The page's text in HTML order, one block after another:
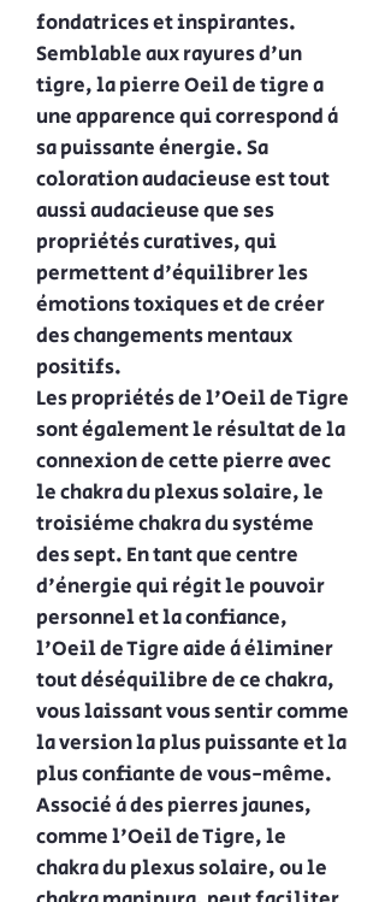
fondatrices et inspirantes.
Semblable aux rayures d'un
tigre, la pierre Oeil de tigre a
une apparence qui correspond à
sa puissante énergie. Sa
coloration audacieuse est tout
aussi audacieuse que ses
propriétés curatives, qui
permettent d'équilibrer les
émotions toxiques et de créer
des changements mentaux
positifs.
Les propriétés de l'Oeil de Tigre
sont également le résultat de la
connexion de cette pierre avec
le chakra du plexus solaire, le
troisième chakra du système
des sept. En tant que centre
d'énergie qui régit le pouvoir
personnel et la confiance,
l'Oeil de Tigre aide à éliminer
tout déséquilibre de ce chakra,
vous laissant vous sentir comme
la version la plus puissante et la
plus confiante de vous-même.
Associé à des pierres jaunes,
comme l'Oeil de Tigre, le
chakra du plexus solaire, ou le